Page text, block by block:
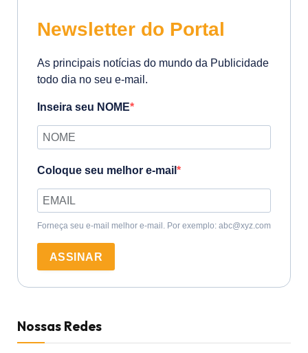
Newsletter do Portal
As principais notícias do mundo da Publicidade
todo dia no seu e-mail.
Inseira seu NOME
Coloque seu melhor e-mail
Forneça seu e-mail melhor e-mail. Por exemplo: abc@xyz.com
ASSINAR
Nossas Redes